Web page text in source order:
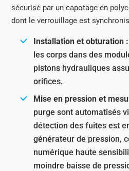
sécurisé par un capotage en
dont le verrouillage est
Installation et obturation :
les corps dans des
pistons hydrauliques
orifices.
Mise en pression et
purge sont automatisés
détection des fuites est
générateur de pression,
numérique haute
moindre baisse de